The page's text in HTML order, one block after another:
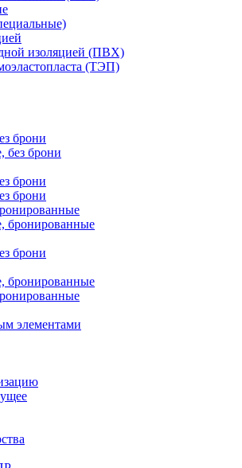
изоляцией (ПВХ)
(ТЭП)
брони
без брони
брони
брони
бронированные
брони
бронированные
элементами